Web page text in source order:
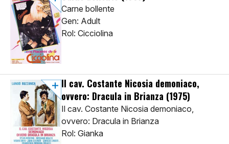
Carne bollente
Gen: Adult
Rol: Cicciolina
Il cav. Costante Nicosia demoniaco,
ovvero: Dracula in Brianza (1975)
Il cav. Costante Nicosia demoniaco,
ovvero: Dracula in Brianza
Rol: Gianka